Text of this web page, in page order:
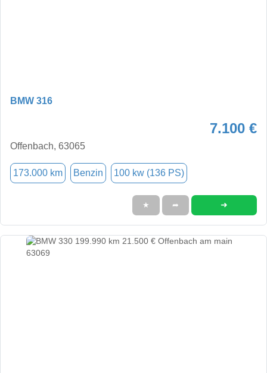
BMW 316
7.100 €
Offenbach, 63065
173.000 km Benzin 100 kw (136 PS)
★ ➦ ➜